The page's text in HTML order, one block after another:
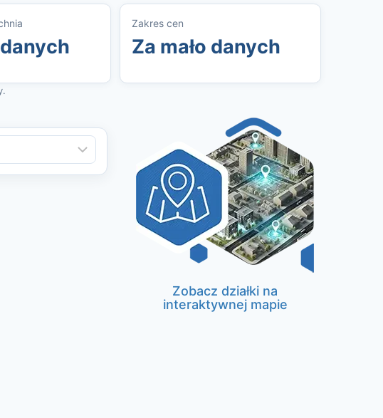
Zakres cen
Za mało danych
Zobacz działki na
interaktywnej mapie